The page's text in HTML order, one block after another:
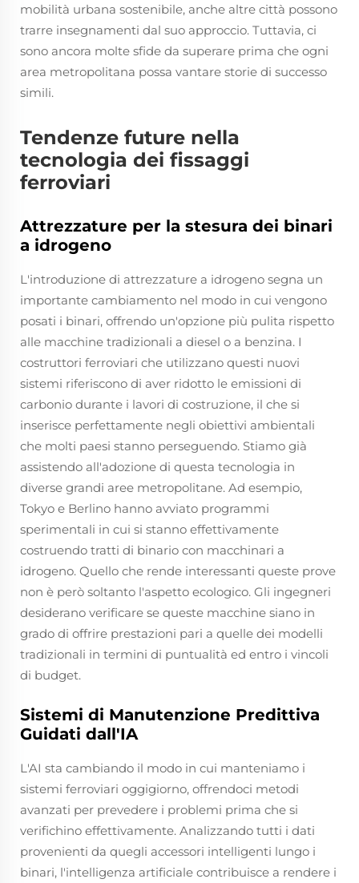
mobilità urbana sostenibile, anche altre città possono
trarre insegnamenti dal suo approccio. Tuttavia, ci
sono ancora molte sfide da superare prima che ogni
area metropolitana possa vantare storie di successo
simili.
Tendenze future nella
tecnologia dei fissaggi
ferroviari
Attrezzature per la stesura dei binari
a idrogeno
L'introduzione di attrezzature a idrogeno segna un
importante cambiamento nel modo in cui vengono
posati i binari, offrendo un'opzione più pulita rispetto
alle macchine tradizionali a diesel o a benzina. I
costruttori ferroviari che utilizzano questi nuovi
sistemi riferiscono di aver ridotto le emissioni di
carbonio durante i lavori di costruzione, il che si
inserisce perfettamente negli obiettivi ambientali
che molti paesi stanno perseguendo. Stiamo già
assistendo all'adozione di questa tecnologia in
diverse grandi aree metropolitane. Ad esempio,
Tokyo e Berlino hanno avviato programmi
sperimentali in cui si stanno effettivamente
costruendo tratti di binario con macchinari a
idrogeno. Quello che rende interessanti queste prove
non è però soltanto l'aspetto ecologico. Gli ingegneri
desiderano verificare se queste macchine siano in
grado di offrire prestazioni pari a quelle dei modelli
tradizionali in termini di puntualità ed entro i vincoli
di budget.
Sistemi di Manutenzione Predittiva
Guidati dall'IA
L'AI sta cambiando il modo in cui manteniamo i
sistemi ferroviari oggigiorno, offrendoci metodi
avanzati per prevedere i problemi prima che si
verifichino effettivamente. Analizzando tutti i dati
provenienti da quegli accessori intelligenti lungo i
binari, l'intelligenza artificiale contribuisce a rendere i